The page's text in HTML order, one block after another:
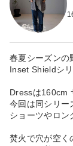
春夏シーズンの
Inset Shieldシリ
Dressは160cm
今回は同シリー
ショーツやロ
焚火で穴が空く